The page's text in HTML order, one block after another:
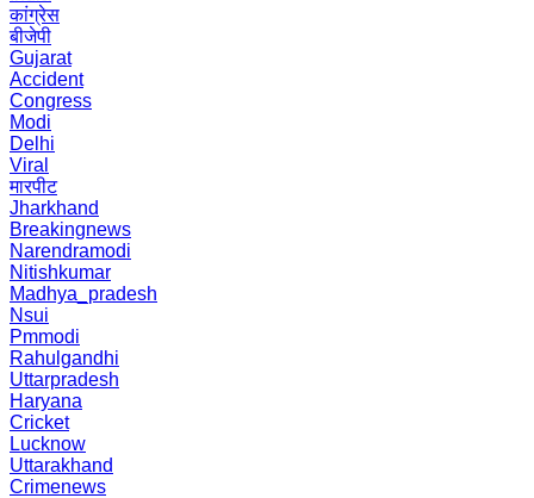
कांग्रेस
बीजेपी
Gujarat
Accident
Congress
Modi
Delhi
Viral
मारपीट
Jharkhand
Breakingnews
Narendramodi
Nitishkumar
Madhya_pradesh
Nsui
Pmmodi
Rahulgandhi
Uttarpradesh
Haryana
Cricket
Lucknow
Uttarakhand
Crimenews